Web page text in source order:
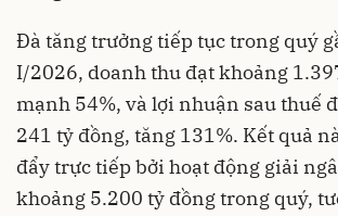
Đà tăng trưởng tiếp tục trong quý
I/2026, doanh thu đạt khoảng
mạnh 54%, và lợi nhuận sau thuế
241 tỷ đồng, tăng 131%. Kết quả
đẩy trực tiếp bởi hoạt động giải
khoảng 5.200 tỷ đồng trong quý,